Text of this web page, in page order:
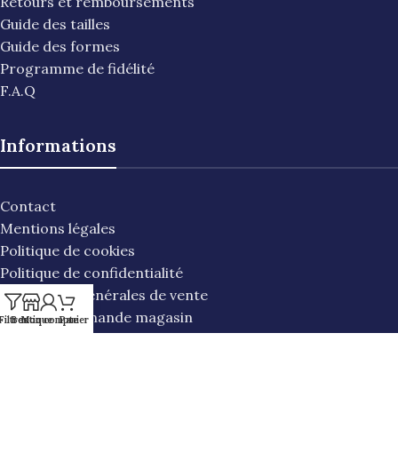
Guide des tailles
Guide des formes
Programme de fidélité
F.A.Q
Informations
Contact
Mentions légales
Politique de cookies
Politique de confidentialité
Conditions générales de vente
Suivi de commande magasin
Suivi de commande en ligne
Boutique
Mon compte
Panier